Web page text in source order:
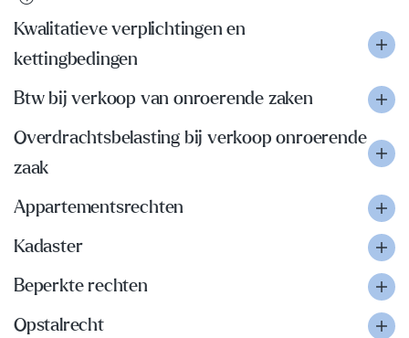
Kwalitatieve verplichtingen en
kettingbedingen
Btw bij verkoop van onroerende zaken
Overdrachtsbelasting bij verkoop onroerende
zaak
Appartementsrechten
Kadaster
Beperkte rechten
Opstalrecht